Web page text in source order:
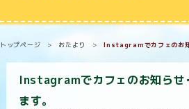
トップページ > おたより >Instagramでカフェのお知
Instagramでカフェのお知らせ
ます。